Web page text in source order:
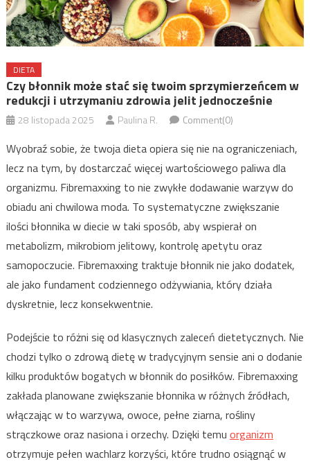
DIETA
Czy błonnik może stać się twoim sprzymierzeńcem w
redukcji i utrzymaniu zdrowia jelit jednocześnie
28 listopada 2025 Paulina R. Comment(0)
Wyobraź sobie, że twoja dieta opiera się nie na ograniczeniach,
lecz na tym, by dostarczać więcej wartościowego paliwa dla
organizmu. Fibremaxxing to nie zwykłe dodawanie warzyw do
obiadu ani chwilowa moda. To systematyczne zwiększanie
ilości błonnika w diecie w taki sposób, aby wspierał on
metabolizm, mikrobiom jelitowy, kontrolę apetytu oraz
samopoczucie. Fibremaxxing traktuje błonnik nie jako dodatek,
ale jako fundament codziennego odżywiania, który działa
dyskretnie, lecz konsekwentnie.
Podejście to różni się od klasycznych zaleceń dietetycznych. Nie
chodzi tylko o zdrową dietę w tradycyjnym sensie ani o dodanie
kilku produktów bogatych w błonnik do posiłków. Fibremaxxing
zakłada planowane zwiększanie błonnika w różnych źródłach,
włączając w to warzywa, owoce, pełne ziarna, rośliny
strączkowe oraz nasiona i orzechy. Dzięki temu organizm
otrzymuje pełen wachlarz korzyści, które trudno osiągnąć w